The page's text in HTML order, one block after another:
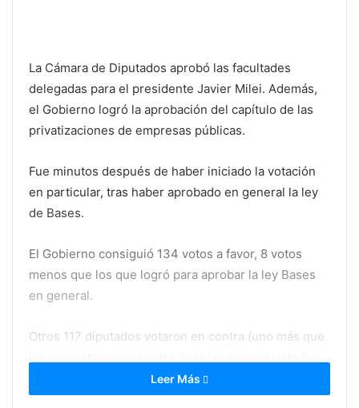
La Cámara de Diputados aprobó las facultades
delegadas para el presidente Javier Milei. Además,
el Gobierno logró la aprobación del capítulo de las
privatizaciones de empresas públicas.
Fue minutos después de haber iniciado la votación
en particular, tras haber aprobado en general la ley
de Bases.
El Gobierno consiguió 134 votos a favor, 8 votos
menos que los que logró para aprobar la ley Bases
en general.
Otros 117 diputados votaron en contra (uno más que
una sola abstención (hubo seis abstenciones para la
ley en general.
Leer Más